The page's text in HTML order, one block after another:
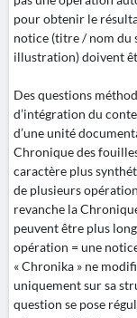
pour obtenir le
notice (titre / nom du
illustration) doivent
Des questions
d’intégration du
d’une unité
Chronique des
caractère plus
de plusieurs
revanche la
peuvent être plus
opération = une
« Chronika » ne
uniquement sur sa
question se pose